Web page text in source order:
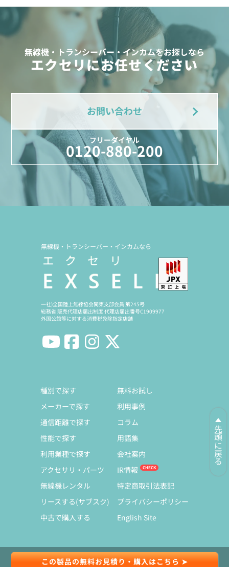
この製品の無料お見積り・購入はこちら ➤
無線機・トランシーバー・インカムをお探しなら
エクセリにお任せください
お問い合わせ
フリーダイヤル
0120-880-200
先頭に戻る
無線機・トランシーバー・インカムなら
一社)全国陸上無線協会関東支部会員 第245号
総務省 販売代理店届出制度 代理店届出番号C1909977
外国公館等に対する消費税免除指定店舗
種別で探す
メーカーで探す
通信距離で探す
性能で探す
利用業種で探す
アクセサリ・パーツ
無線機レンタル
リースする(サブスク)
中古で購入する
無料お試し
利用事例
コラム
用語集
会社案内
IR情報
特定商取引法表記
プライバシーポリシー
English Site
© Copyright 1991-2026 Exseli Co., Ltd.